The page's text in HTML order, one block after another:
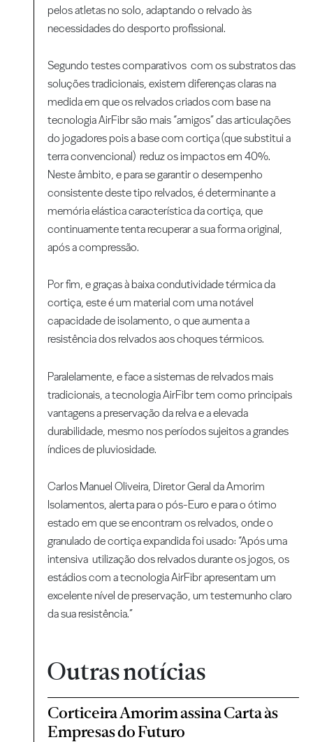
pelos atletas no solo, adaptando o relvado às
necessidades do desporto profissional.
Segundo testes comparativos com os substratos das
soluções tradicionais, existem diferenças claras na
medida em que os relvados criados com base na
tecnologia AirFibr são mais “amigos” das articulações
do jogadores pois a base com cortiça (que substitui a
terra convencional) reduz os impactos em 40%.
Neste âmbito, e para se garantir o desempenho
consistente deste tipo relvados, é determinante a
memória elástica característica da cortiça, que
continuamente tenta recuperar a sua forma original,
após a compressão.
Por fim, e graças à baixa condutividade térmica da
cortiça, este é um material com uma notável
capacidade de isolamento, o que aumenta a
resistência dos relvados aos choques térmicos.
Paralelamente, e face a sistemas de relvados mais
tradicionais, a tecnologia AirFibr tem como principais
vantagens a preservação da relva e a elevada
durabilidade, mesmo nos períodos sujeitos a grandes
índices de pluviosidade.
Carlos Manuel Oliveira, Diretor Geral da Amorim
Isolamentos, alerta para o pós-Euro e para o ótimo
estado em que se encontram os relvados, onde o
granulado de cortiça expandida foi usado: “Após uma
intensiva utilização dos relvados durante os jogos, os
estádios com a tecnologia AirFibr apresentam um
excelente nível de preservação, um testemunho claro
da sua resistência.”
Outras notícias
Corticeira Amorim assina Carta às
Empresas do Futuro